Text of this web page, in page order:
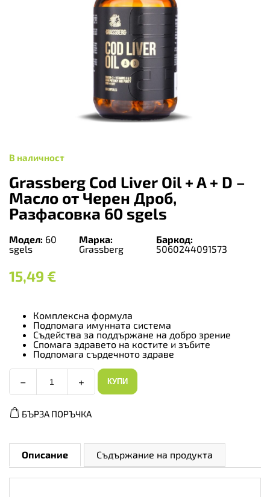
В наличност
Grassberg Cod Liver Oil + A + D –
Масло от Черен Дроб,
Разфасовка 60 sgels
Модел: 60
sgels
Марка:
Grassberg
Баркод:
5060244091573
15,49 €
Комплексна формула
Подпомага имунната система
Съдейства за поддържане на добро зрение
Спомага здравето на костите и зъбите
Подпомага сърдечното здраве
−
Grassberg
Cod
Oil
+
D
от
+ КУПИ
БЪРЗА ПОРЪЧКА
Описание Съдържание на продукта